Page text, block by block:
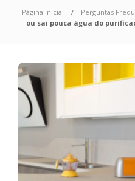
Página Inicial Perguntas
ou sai pouca água do